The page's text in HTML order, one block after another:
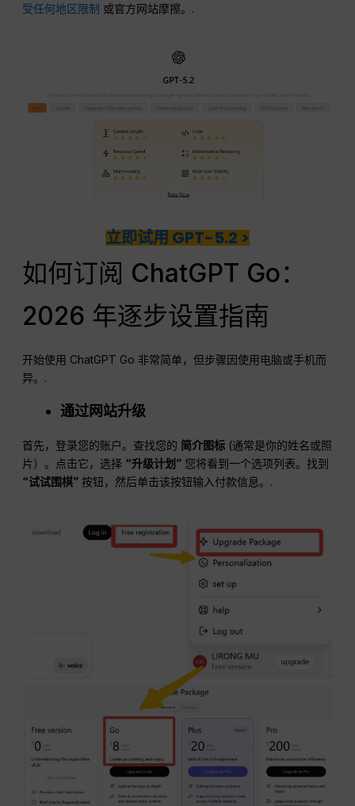
受任何地区限制 或官方网站摩擦。.
立即试用 GPT-5.2 >
如何订阅 ChatGPT Go：
2026 年逐步设置指南
开始使用 ChatGPT Go 非常简单，但步骤因使用电脑或手机而
异。.
通过网站升级
首先，登录您的账户。查找您的 简介图标 (通常是你的姓名或照
片）。点击它，选择 “升级计划” 您将看到一个选项列表。找到
“试试围棋” 按钮，然后单击该按钮输入付款信息。.